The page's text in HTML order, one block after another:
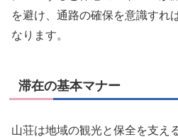
を避け、通路の確保を意識すれ
なります。
滞在の基本マナー
山荘は地域の観光と保全を支え